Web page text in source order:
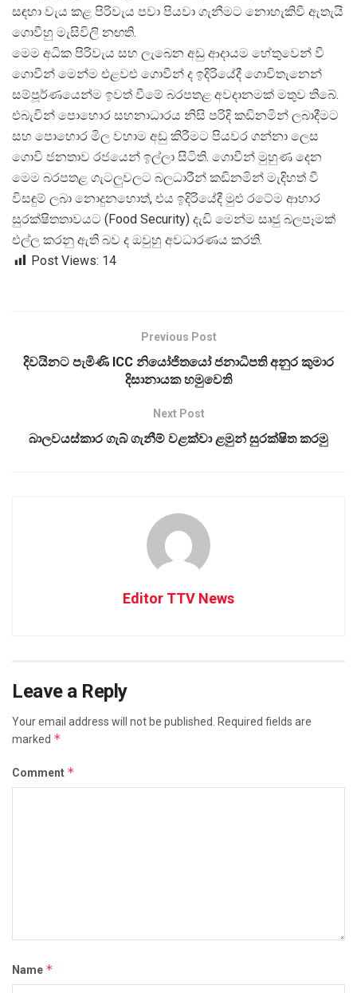
සඳහා වැය කළ පිරිවැය පවා පියවා ගැනීමට නොහැකිවී ඇතැයි
ගොවීහු මැසිවිලි නඟති.
මෙම අධික පිරිවැය සහ ලැබෙන අඩු ආදායම හේතුවෙන් වී
ගොවීන් මෙන්ම එළවළු ගොවීන් ද ඉදිරියේදී ගොවිතැනෙන්
සම්පූර්ණයෙන්ම ඉවත් වීමේ බරපතළ අවදානමක් මතුව තිබේ.
එබැවින් පොහොර සහනාධාරය නිසි පරිදි කඩිනමින් ලබාදීමට
සහ පොහොර මිල වහාම අඩු කිරීමට පියවර ගන්නා ලෙස
ගොවි ජනතාව රජයෙන් ඉල්ලා සිටිති. ගොවීන් මුහුණ දෙන
මෙම බරපතළ ගැටලුවලට බලධාරීන් කඩිනමින් මැදිහත් වී
විසඳුම් ලබා නොදුනහොත්, එය ඉදිරියේදී මුළු රටේම ආහාර
සුරක්ෂිතතාවයට (Food Security) දැඩි මෙන්ම සෘජු බලපෑමක්
එල්ල කරනු ඇති බව ද ඔවුහු අවධාරණය කරති.
Post Views: 14
Previous Post
දිවයිනට පැමිණි ICC නියෝජිතයෝ ජනාධිපති අනුර කුමාර
දිසානායක හමුවෙති
Next Post
බාලවයස්කාර ගැබ් ගැනීම් වළක්වා ළමුන් සුරක්ෂිත කරමු
Editor TTV News
Leave a Reply
Your email address will not be published.
Required fields are
marked *
Comment *
Name *